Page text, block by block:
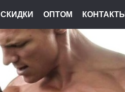
СКИДКИ ОПТОМ КОНТАКТЫ